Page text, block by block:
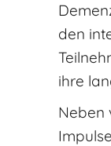
den
ihre
Neben